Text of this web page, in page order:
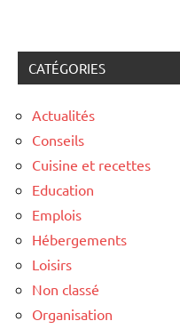
CATÉGORIES
Actualités
Conseils
Cuisine et recettes
Education
Emplois
Hébergements
Loisirs
Non classé
Organisation